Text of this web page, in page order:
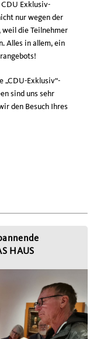
Exklusiv-
nur wegen der
weil die Teilnehmer
Alles in allem, ein
„CDU-Exklusiv“-
sind uns sehr
den Besuch Ihres
HAUS